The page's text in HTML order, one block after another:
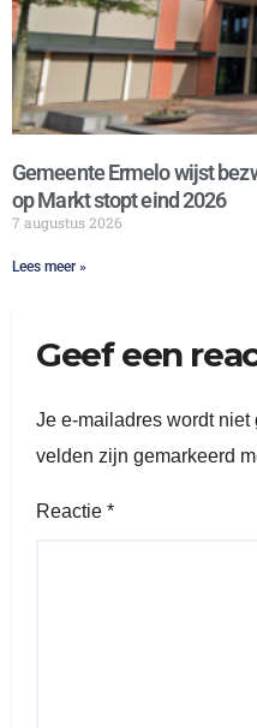
Gemeente Ermelo wijst
op Markt stopt eind 2026
7 augustus 2026
Lees meer »
Geef een
Je e-mailadres wordt niet
velden zijn gemarkeerd
Reactie *